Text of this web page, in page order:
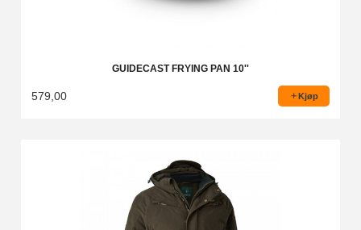
GUIDECAST FRYING PAN 10''
579,00 Kjøp